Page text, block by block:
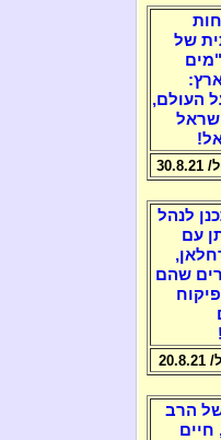
של
העולם,
לנהל
עם
שהם
הרב
חיים